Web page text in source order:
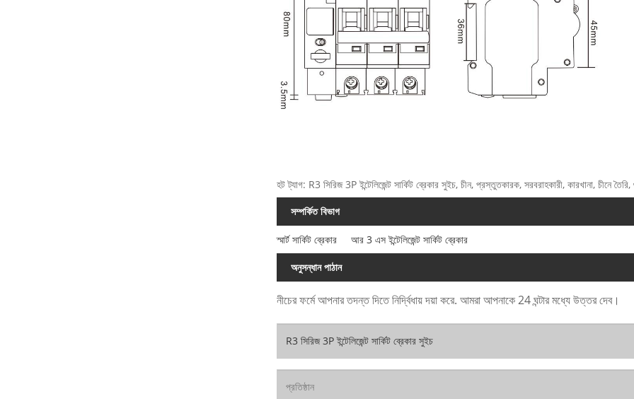
হট ট্যাগ: R3 সিরিজ 3P ইন্টেলিজেন্ট সার্কিট ব্রেকার সুইচ, চীন, প্রস্তুতকারক, সরবরাহকারী, কারখানা, চীনে
সম্পর্কিত বিভাগ
স্মার্ট সার্কিট ব্রেকার আর 3 এস ইন্টেলিজেন্ট সার্কিট ব্রেকার
অনুসন্ধান পাঠান
নীচের ফর্মে আপনার তদন্ত দিতে নির্দ্বিধায় দয়া করে. আমরা আপনাকে 24 ঘন্টার মধ্যে উত্তর দেব।